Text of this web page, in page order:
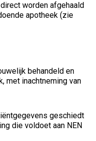
worden afgehaald
apotheek (zie
behandeld en
met inachtneming van
geschiedt
die voldoet aan NEN